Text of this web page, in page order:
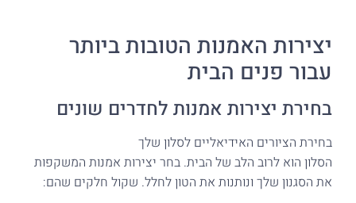
יצירות האמנות הטובות ביותר
עבור פנים הבית
בחירת יצירות אמנות לחדרים שונים
בחירת הציורים האידיאליים לסלון שלך
הסלון הוא לרוב הלב של הבית. בחר יצירות אמנות המשקפות
את הסגנון שלך ונותנות את הטון לחלל. שקול חלקים שהם: